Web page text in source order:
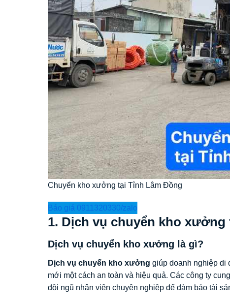
Chuyển kho xưởng tại Tỉnh Lâm Đồng
Báo giá 0911320330/zalo
1. Dịch vụ chuyển kho
Dịch vụ chuyển kho xưởng là gì?
Dịch vụ chuyển kho xưởng giúp doanh nghiệp di
mới một cách an toàn và hiệu quả. Các công ty
đội ngũ nhân viên chuyên nghiệp để đảm bảo tài